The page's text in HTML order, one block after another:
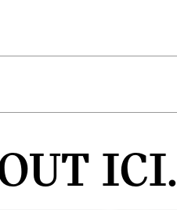
ICI.